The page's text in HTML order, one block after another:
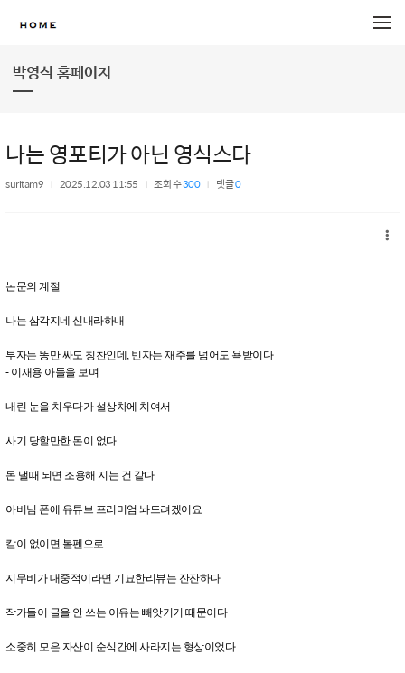
박영식 홈페이지
나는 영포티가 아닌 영식스다
suritam9 2025.12.03 11:55 조회 수300 댓글0
논문의 계절
나는 삼각지네 신내라하내
부자는 똥만 싸도 칭찬인데, 빈자는 재주를 넘어도 욕받이다
- 이재용 아들을 보며
내린 눈을 치우다가 설상차에 치여서
사기 당할만한 돈이 없다
돈 낼때 되면 조용해 지는 건 같다
아버님 폰에 유튜브 프리미엄 놔드려겠어요
칼이 없이면 볼펜으로
지무비가 대중적이라면 기묘한리뷰는 잔잔하다
작가들이 글을 안 쓰는 이유는 빼앗기기 때문이다
소중히 모은 자산이 순식간에 사라지는 형상이었다